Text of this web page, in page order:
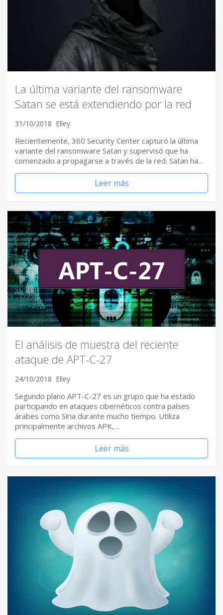
La última variante del ransomware
Satan se está extendiendo por la red
31/10/2018 Elley
Recientemente, 360 Security Center capturó la última
variante del ransomware Satan y supervisó que ha
comenzado a propagarse a través de la red. Satan ha…
Leer más
El análisis de muestra del reciente
ataque de APT-C-27
24/10/2018 Elley
Segundo plano APT-C-27 es un grupo que ha estado
participando en ataques cibernéticos contra países
árabes como Siria durante mucho tiempo. Utiliza
principalmente archivos APK,…
Leer más